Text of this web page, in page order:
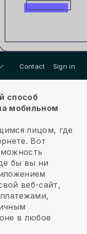
Contact Sign in
способ
мобильном
лицом, где
Вот
бы вы ни
веб-сайт,
в любое